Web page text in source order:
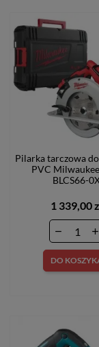
Pilarka tarczowa
PVC
BLCS66-
1 339,00
DO